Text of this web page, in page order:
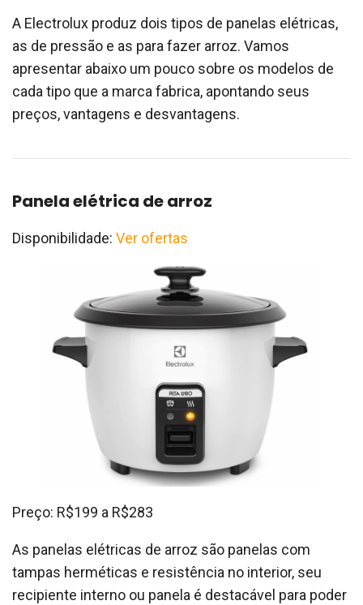
A Electrolux produz dois tipos de panelas elétricas,
as de pressão e as para fazer arroz. Vamos
apresentar abaixo um pouco sobre os modelos de
cada tipo que a marca fabrica, apontando seus
preços, vantagens e desvantagens.
Panela elétrica de arroz
Disponibilidade: Ver ofertas
Preço: R$199 a R$283
As panelas elétricas de arroz são panelas com
tampas herméticas e resistência no interior, seu
recipiente interno ou panela é destacável para poder